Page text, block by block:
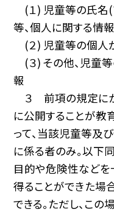
(１) 児童等の氏名(
等、個人に関する情報
(２) 児童等の個人
(３) その他、児童
報
３ 前項の規定に
に公開することが教
って、当該児童等及
に係る者のみ。以下
目的や危険性などを
得ることができた場
できる。ただし、こ